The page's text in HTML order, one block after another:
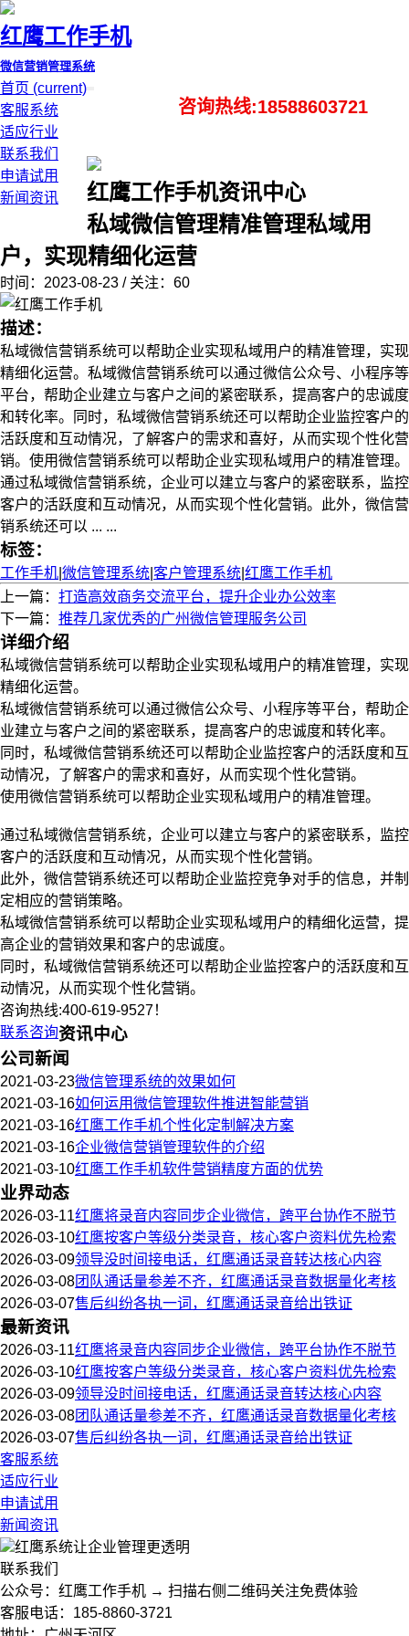
红鹰工作手机
微信营销管理系统
首页 (current)
客服系统
适应行业
联系我们
申请试用
新闻资讯
咨询热线:18588603721
红鹰工作手机资讯中心
私域微信管理精准管理私域用
户，实现精细化运营
时间：2023-08-23 / 关注：60
描述：
私域微信营销系统可以帮助企业实现私域用户的精准管理，实现
精细化运营。私域微信营销系统可以通过微信公众号、小程序等
平台，帮助企业建立与客户之间的紧密联系，提高客户的忠诚度
和转化率。同时，私域微信营销系统还可以帮助企业监控客户的
活跃度和互动情况，了解客户的需求和喜好，从而实现个性化营
销。使用微信营销系统可以帮助企业实现私域用户的精准管理。
通过私域微信营销系统，企业可以建立与客户的紧密联系，监控
客户的活跃度和互动情况，从而实现个性化营销。此外，微信营
销系统还可以 ... ...
标签：
工作手机 微信管理系统 客户管理系统 红鹰工作手机
上一篇： 打造高效商务交流平台，提升企业办公效率
下一篇： 推荐几家优秀的广州微信管理服务公司
详细介绍
私域微信营销系统可以帮助企业实现私域用户的精准管理，实现
精细化运营。
私域微信营销系统可以通过微信公众号、小程序等平台，帮助企
业建立与客户之间的紧密联系，提高客户的忠诚度和转化率。
同时，私域微信营销系统还可以帮助企业监控客户的活跃度和互
动情况，了解客户的需求和喜好，从而实现个性化营销。
使用微信营销系统可以帮助企业实现私域用户的精准管理。
通过私域微信营销系统，企业可以建立与客户的紧密联系，监控
客户的活跃度和互动情况，从而实现个性化营销。
此外，微信营销系统还可以帮助企业监控竞争对手的信息，并制
定相应的营销策略。
私域微信营销系统可以帮助企业实现私域用户的精细化运营，提
高企业的营销效果和客户的忠诚度。
同时，私域微信营销系统还可以帮助企业监控客户的活跃度和互
动情况，从而实现个性化营销。
咨询热线:400-619-9527！
联系咨询资讯中心
公司新闻
2021-03-23微信管理系统的效果如何
2021-03-16如何运用微信管理软件推进智能营销
2021-03-16红鹰工作手机个性化定制解决方案
2021-03-16企业微信营销管理软件的介绍
2021-03-10红鹰工作手机软件营销精度方面的优势
业界动态
2026-03-11红鹰将录音内容同步企业微信，跨平台协作不脱节
2026-03-10红鹰按客户等级分类录音，核心客户资料优先检索
2026-03-09领导没时间接电话，红鹰通话录音转达核心内容
2026-03-08团队通话量参差不齐，红鹰通话录音数据量化考核
2026-03-07售后纠纷各执一词，红鹰通话录音给出铁证
最新资讯
2026-03-11红鹰将录音内容同步企业微信，跨平台协作不脱节
2026-03-10红鹰按客户等级分类录音，核心客户资料优先检索
2026-03-09领导没时间接电话，红鹰通话录音转达核心内容
2026-03-08团队通话量参差不齐，红鹰通话录音数据量化考核
2026-03-07售后纠纷各执一词，红鹰通话录音给出铁证
客服系统
适应行业
申请试用
新闻资讯
红鹰系统让企业管理更透明
联系我们
公众号：红鹰工作手机 → 扫描右侧二维码关注免费体验
客服电话：185-8860-3721